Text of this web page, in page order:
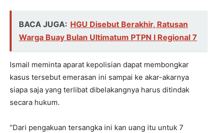
BACA JUGA: HGU Disebut Berakhir, Ratusan
Warga Buay Bulan Ultimatum PTPN I Regional 7
Ismail meminta aparat kepolisian dapat membongkar
kasus tersebut emerasan ini sampai ke akar-akarnya
siapa saja yang terlibat dibelakangnya harus ditindak
secara hukum.
“Dari pengakuan tersangka ini kan uang itu untuk 7